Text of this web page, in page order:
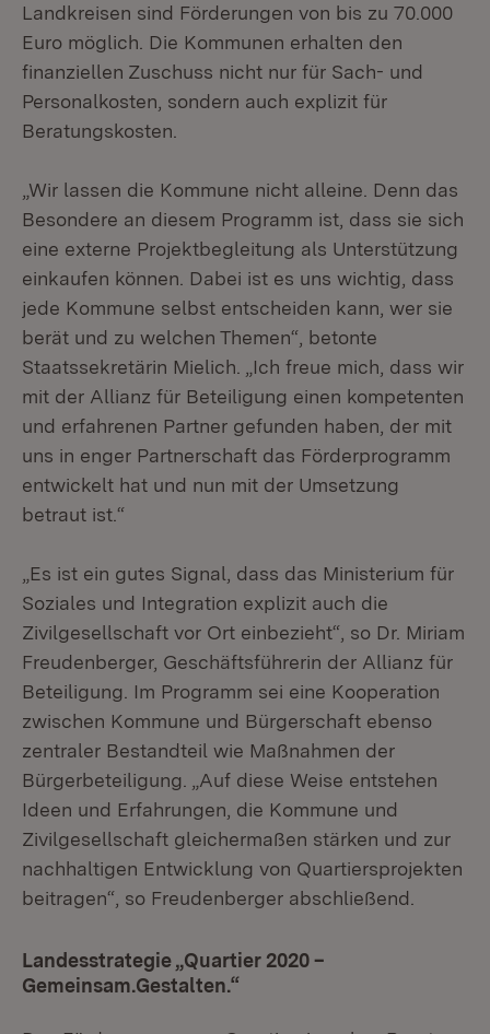
Landkreisen sind Förderungen von bis zu 70.000
Euro möglich. Die Kommunen erhalten den
finanziellen Zuschuss nicht nur für Sach- und
Personalkosten, sondern auch explizit für
Beratungskosten.
„Wir lassen die Kommune nicht alleine. Denn das
Besondere an diesem Programm ist, dass sie sich
eine externe Projektbegleitung als Unterstützung
einkaufen können. Dabei ist es uns wichtig, dass
jede Kommune selbst entscheiden kann, wer sie
berät und zu welchen Themen“, betonte
Staatssekretärin Mielich. „Ich freue mich, dass wir
mit der Allianz für Beteiligung einen kompetenten
und erfahrenen Partner gefunden haben, der mit
uns in enger Partnerschaft das Förderprogramm
entwickelt hat und nun mit der Umsetzung
betraut ist.“
„Es ist ein gutes Signal, dass das Ministerium für
Soziales und Integration explizit auch die
Zivilgesellschaft vor Ort einbezieht“, so Dr. Miriam
Freudenberger, Geschäftsführerin der Allianz für
Beteiligung. Im Programm sei eine Kooperation
zwischen Kommune und Bürgerschaft ebenso
zentraler Bestandteil wie Maßnahmen der
Bürgerbeteiligung. „Auf diese Weise entstehen
Ideen und Erfahrungen, die Kommune und
Zivilgesellschaft gleichermaßen stärken und zur
nachhaltigen Entwicklung von Quartiersprojekten
beitragen“, so Freudenberger abschließend.
Landesstrategie „Quartier 2020 –
Gemeinsam.Gestalten.“